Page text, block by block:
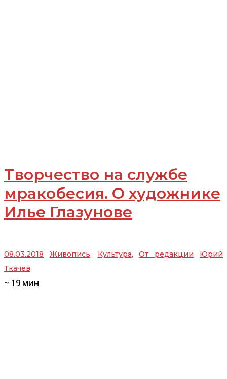
Творчество на службе
мракобесия. О художнике
Илье Глазунове
08.03.2018 Живопись, Культура,От редакции
Юрий
Ткачёв
~ 19 мин